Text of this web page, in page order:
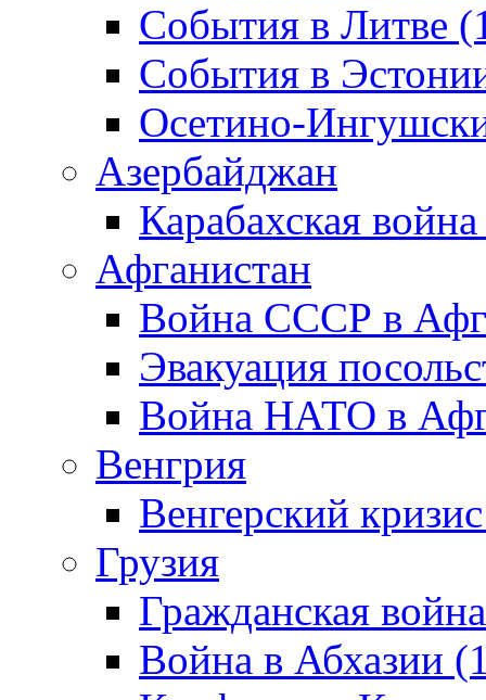
События в Литве
События в
Осетино-
Азербайджан
Карабахская
Афганистан
Война СССР в
Эвакуация
Война НАТО в
Венгрия
Венгерский
Грузия
Гражданская
Война в Абхазии